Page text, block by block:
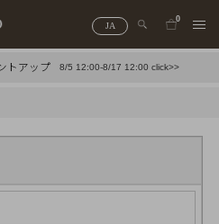
JA
0
トアップ 8/5 12:00-8/17 12:00 click>>